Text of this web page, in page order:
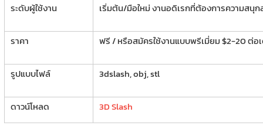
ระดับผู้ใช้งาน เริ่มต้น/มือใหม่ งานอดิเรกที่ต้องการความสนุก
ราคา ฟรี / หรือสมัครใช้งานแบบพรีเมี่ยม $2-20 ต่อ
รูปแบบไฟล์ 3dslash, obj, stl
ดาวน์โหลด 3D Slash